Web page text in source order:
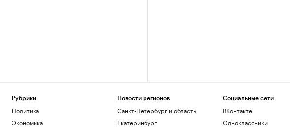
Рубрики
Политика
Экономика
Новости регионов
Санкт-Петербург и область
Екатеринбург
Социальные сети
ВКонтакте
Одноклассники